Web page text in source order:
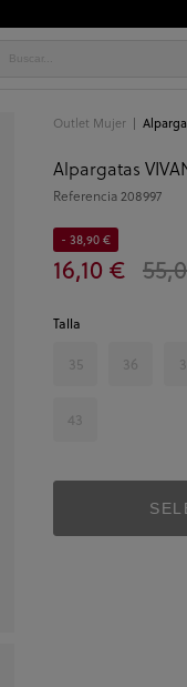
Outlet Mujer
Alpargatas
Referencia208997
16,10 €
- 38,90 €
Talla
35 36
43